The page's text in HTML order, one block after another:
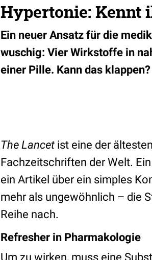
Hypertonie: Kennt
Ein neuer Ansatz für die
wuschig: Vier Wirkstoffe in
einer Pille. Kann das klappen?
The Lancet ist eine der
Fachzeitschriften der Welt.
ein Artikel über ein simples
mehr als ungewöhnlich – die
Reihe nach.
Refresher in Pharmakologie
Um zu wirken, muss eine